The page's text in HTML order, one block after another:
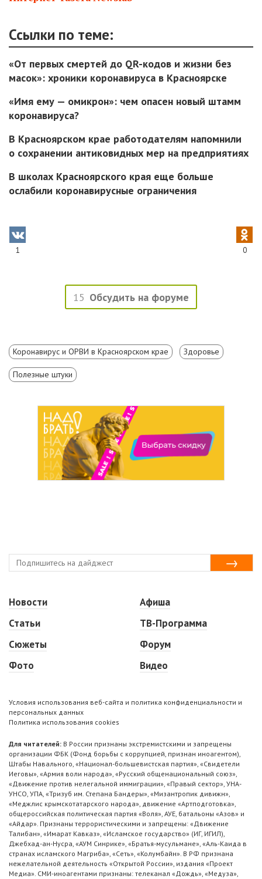
Ссылки по теме:
«От первых смертей до QR-кодов и жизни без
масок»: хроники коронавируса в Красноярске
«Имя ему — омикрон»: чем опасен новый штамм
коронавируса?
В Красноярском крае работодателям напомнили
о сохранении антиковидных мер на предприятиях
В школах Красноярского края еще больше
ослабили коронавирусные ограничения
1 0
15 Обсудить на форуме
Коронавирус и ОРВИ в Красноярском крае Здоровье
Полезные штуки
Новости
Статьи
Сюжеты
Фото
Афиша
ТВ-Программа
Форум
Видео
Условия использования веб-сайта и политика конфиденциальности и
персональных данных
Политика использования cookies
Для читателей: В России признаны экстремистскими и запрещены
организации ФБК (Фонд борьбы с коррупцией, признан иноагентом),
Штабы Навального, «Национал-большевистская партия», «Свидетели
Иеговы», «Армия воли народа», «Русский общенациональный союз»,
«Движение против нелегальной иммиграции», «Правый сектор», УНА-
УНСО, УПА, «Тризуб им. Степана Бандеры», «Мизантропик дивижн»,
«Меджлис крымскотатарского народа», движение «Артподготовка»,
общероссийская политическая партия «Воля», АУЕ, батальоны «Азов» и
«Айдар». Признаны террористическими и запрещены: «Движение
Талибан», «Имарат Кавказ», «Исламское государство» (ИГ, ИГИЛ),
Джебхад-ан-Нусра, «АУМ Синрике», «Братья-мусульмане», «Аль-Каида в
странах исламского Магриба», «Сеть», «Колумбайн». В РФ признана
нежелательной деятельность «Открытой России», издания «Проект
Медиа». СМИ-иноагентами признаны: телеканал «Дождь», «Медуза»,